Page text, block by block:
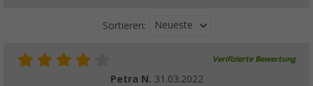
Sortieren: Neueste
Verifizierte Bewertung
Petra N. 31.03.2022